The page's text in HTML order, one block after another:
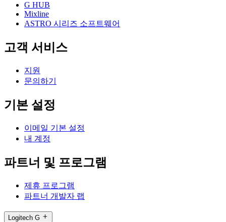
G HUB
Mixline
ASTRO 시리즈 소프트웨어
고객 서비스
지원
문의하기
기본 설정
이메일 기본 설정
내 계정
파트너 및 프로그램
제휴 프로그램
파트너 개발자 랩
Logitech G